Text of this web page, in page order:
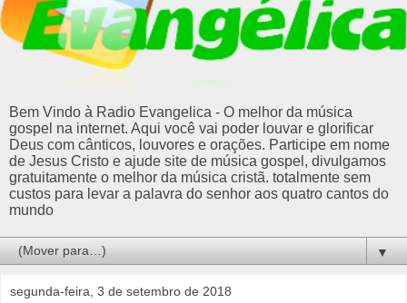
Bem Vindo à Radio Evangelica - O melhor da música
gospel na internet. Aqui você vai poder louvar e glorificar
Deus com cânticos, louvores e orações. Participe em nome
de Jesus Cristo e ajude site de música gospel, divulgamos
gratuitamente o melhor da música cristã. totalmente sem
custos para levar a palavra do senhor aos quatro cantos do
mundo
▼
segunda-feira, 3 de setembro de 2018